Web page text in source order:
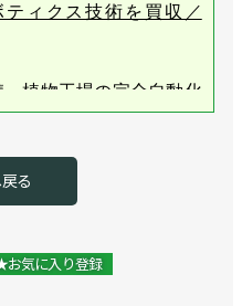
ィクス技術を買収／
植物工場の完全自動化
る
気に入り登録